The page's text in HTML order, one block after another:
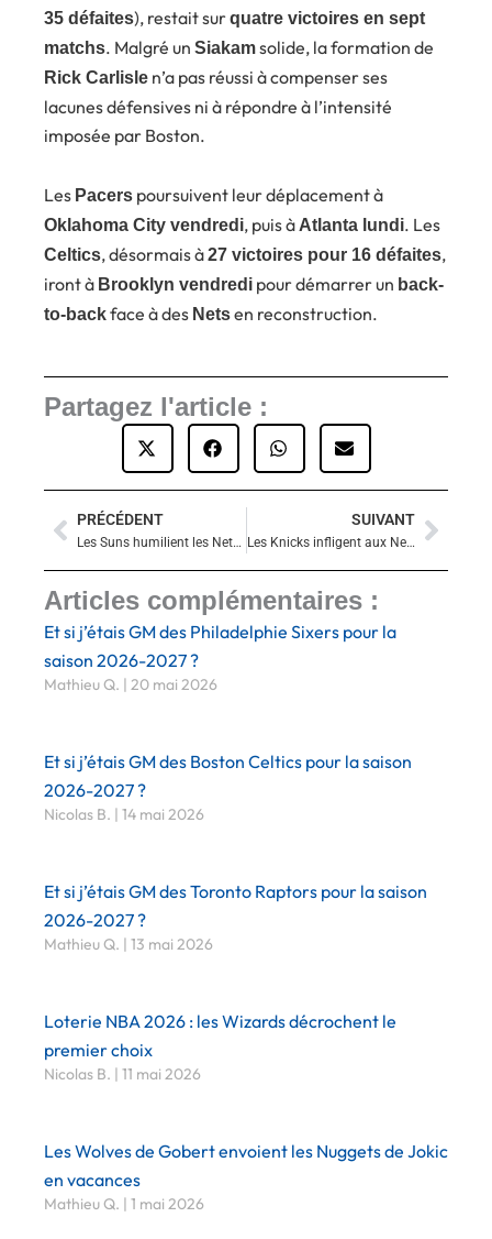
35 défaites), restait surquatre victoires en sept
matchs. Malgré un Siakamsolide, la formation de
Rick Carlisle n’a pas réussi à compenser ses
lacunes défensives ni à répondre à l’intensité
imposée par Boston.
Les Pacers poursuivent leur déplacement à
Oklahoma City vendredi, puis à Atlanta lundi. Les
Celtics, désormais à27 victoires pour 16 défaites,
iront à Brooklyn vendredi pour démarrer un back-
to-backface à des Netsen reconstruction.
Partagez l'article :
Précédent
PRÉCÉDENT
Les Suns humilient les Nets à Brooklyn : Brooks s’enflamme, Brooklyn s’écroule
SUIVANT
Les Knicks infligent aux Nets la plus large défaite de leur histoire
Articles complémentaires :
Et si j’étais GM des Philadelphie Sixers pour la
saison 2026-2027 ?
Mathieu Q. 20 mai 2026
Et si j’étais GM des Boston Celtics pour la saison
2026-2027 ?
Nicolas B. 14 mai 2026
Et si j’étais GM des Toronto Raptors pour la saison
2026-2027 ?
Mathieu Q. 13 mai 2026
Loterie NBA 2026 : les Wizards décrochent le
premier choix
Nicolas B. 11 mai 2026
Les Wolves de Gobert envoient les Nuggets de Jokic
en vacances
Mathieu Q. 1 mai 2026